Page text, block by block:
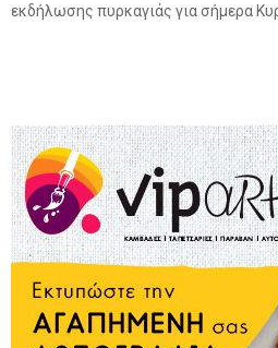
εκδήλωσης πυρκαγιάς για σήμερα